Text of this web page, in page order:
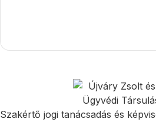
Szakértő jogi tanácsadás és